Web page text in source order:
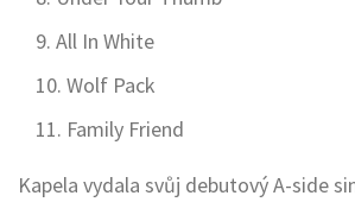
All In White
Wolf Pack
Family Friend
Kapela vydala svůj debutový A-side